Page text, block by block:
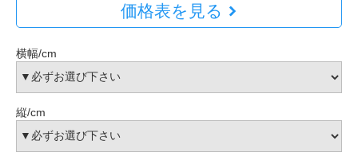
価格表を見る
横幅/cm
縦/cm